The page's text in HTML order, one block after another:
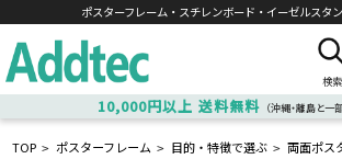
ポスターフレーム・スチレンボード・ イーゼルスタ
検索
10,000円以上 送料無料 （沖縄・離島と一
TOP > ポスターフレーム > 目的・特徴で選ぶ > 両面ポス